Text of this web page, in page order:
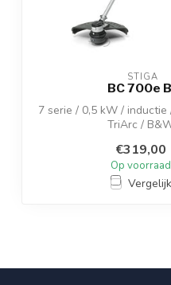
STIGA
BC 700e B
7 serie / 0,5 kW / inductie
TriArc /
€319,00
Op voorraad
Vergelijk